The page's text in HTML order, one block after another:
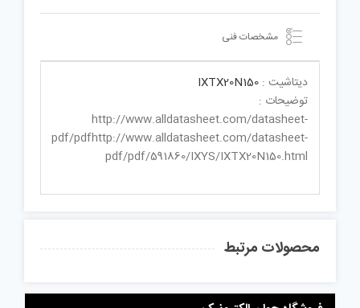
مشخصات فنی
دیتاشیت : IXTX20N150
توضیحات :
http://www.alldatasheet.com/datasheet-
pdf/pdfhttp://www.alldatasheet.com/datasheet-
pdf/pdf/591860/IXYS/IXTX20N150.html
محصولات مرتبط